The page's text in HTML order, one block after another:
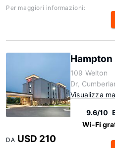
Per maggiori informazioni:
Hampton
109 Welton
Dr,
Visualizza
9.6/10
Wi-Fi
DA USD 210